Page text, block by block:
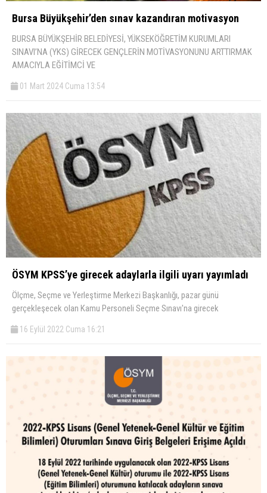
Bursa Büyükşehir’den sınav kazandıran motivasyon
BURSA BÜYÜKŞEHİR BELEDİYESİ, YÜKSEKÖĞRETİM KURUMLARI
SINAVI’NA (YKS) GİRECEK GENÇLERİN MOTİVASYONUNU ARTTIRMAK
AMACIYLA EĞİTİMCİ VE
01 Mart 2024 Cuma 13:54
ÖSYM KPSS’ye girecek adaylarla ilgili uyarı yayımladı
Ölçme, Seçme ve Yerleştirme Merkezi Başkanlığı, pazar günü
gerçekleşecek olan Kamu Personeli Seçme Sınavı'na girecek
16 Eylül 2022 Cuma 16:21